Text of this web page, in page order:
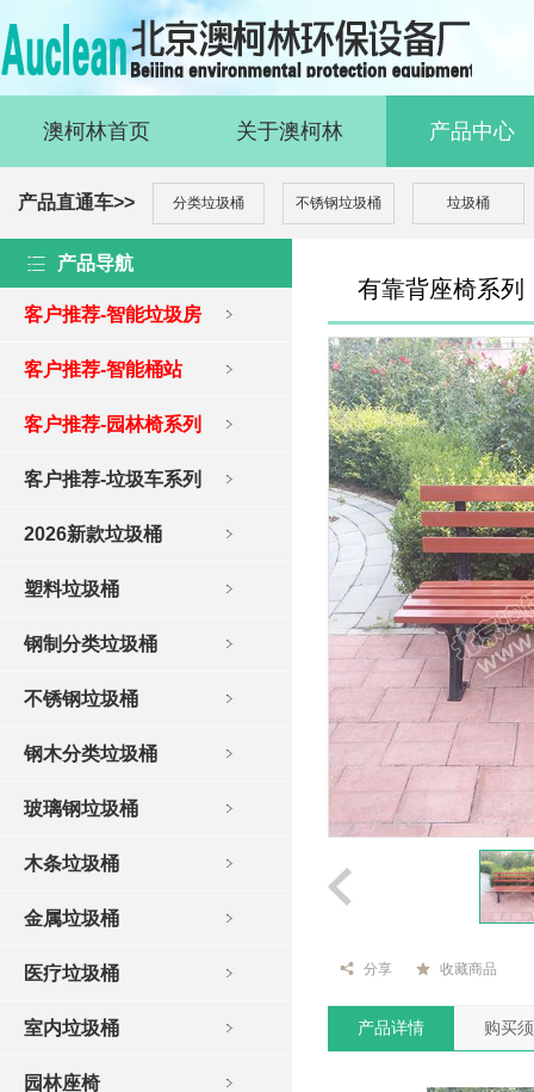
澳柯林首页 关于澳柯林 产品中心
产品直通车>> 分类垃圾桶 不锈钢垃圾桶 垃圾桶
产品导航
客户推荐-智能垃圾房
客户推荐-智能桶站
客户推荐-园林椅系列
客户推荐-垃圾车系列
2026新款垃圾桶
塑料垃圾桶
钢制分类垃圾桶
不锈钢垃圾桶
钢木分类垃圾桶
玻璃钢垃圾桶
木条垃圾桶
金属垃圾桶
医疗垃圾桶
室内垃圾桶
园林座椅
有靠背座椅系列
分享 收藏商品
产品详情 购买